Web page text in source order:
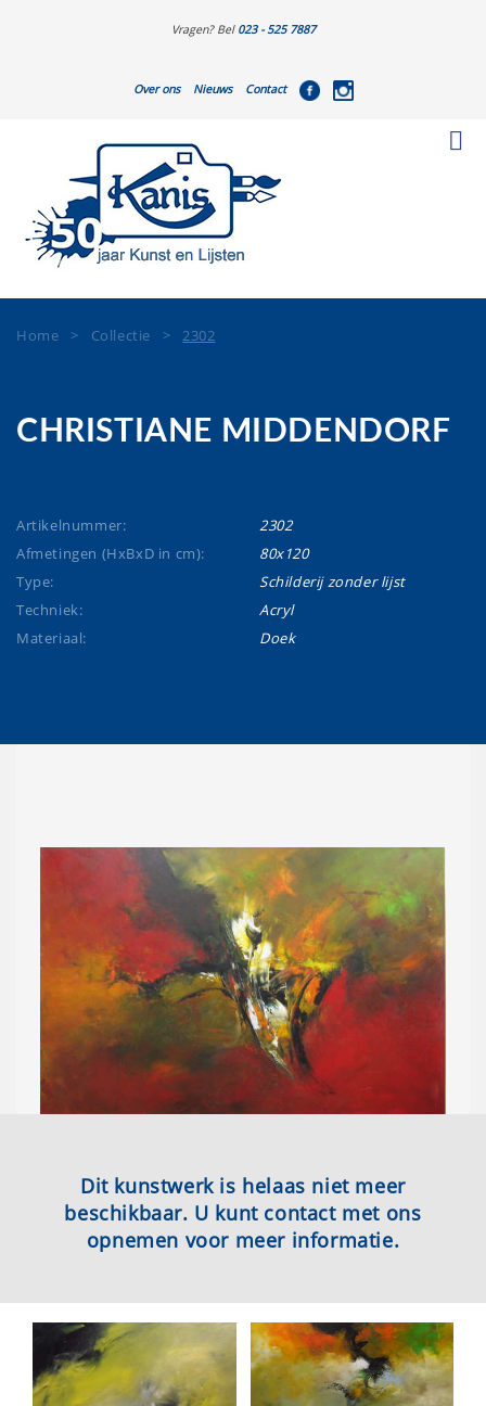
Vragen? Bel 023 - 525 7887
Over ons Nieuws Contact
Home > Collectie >2302
CHRISTIANE MIDDENDORF
Artikelnummer:
2302
Afmetingen (HxBxD in cm):
80x120
Type:
Schilderij zonder lijst
Techniek:
Acryl
Materiaal:
Doek
Dit kunstwerk is helaas niet meer
beschikbaar. U kunt contact met ons
opnemen voor meer informatie.